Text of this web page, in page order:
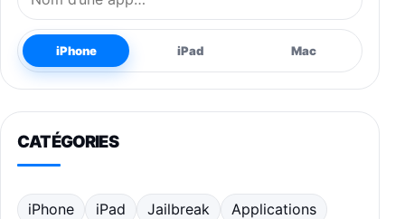
iPhone iPad Mac
CATÉGORIES
iPhone iPad Jailbreak Applications